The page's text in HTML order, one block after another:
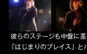
「はじまりのプレイス」